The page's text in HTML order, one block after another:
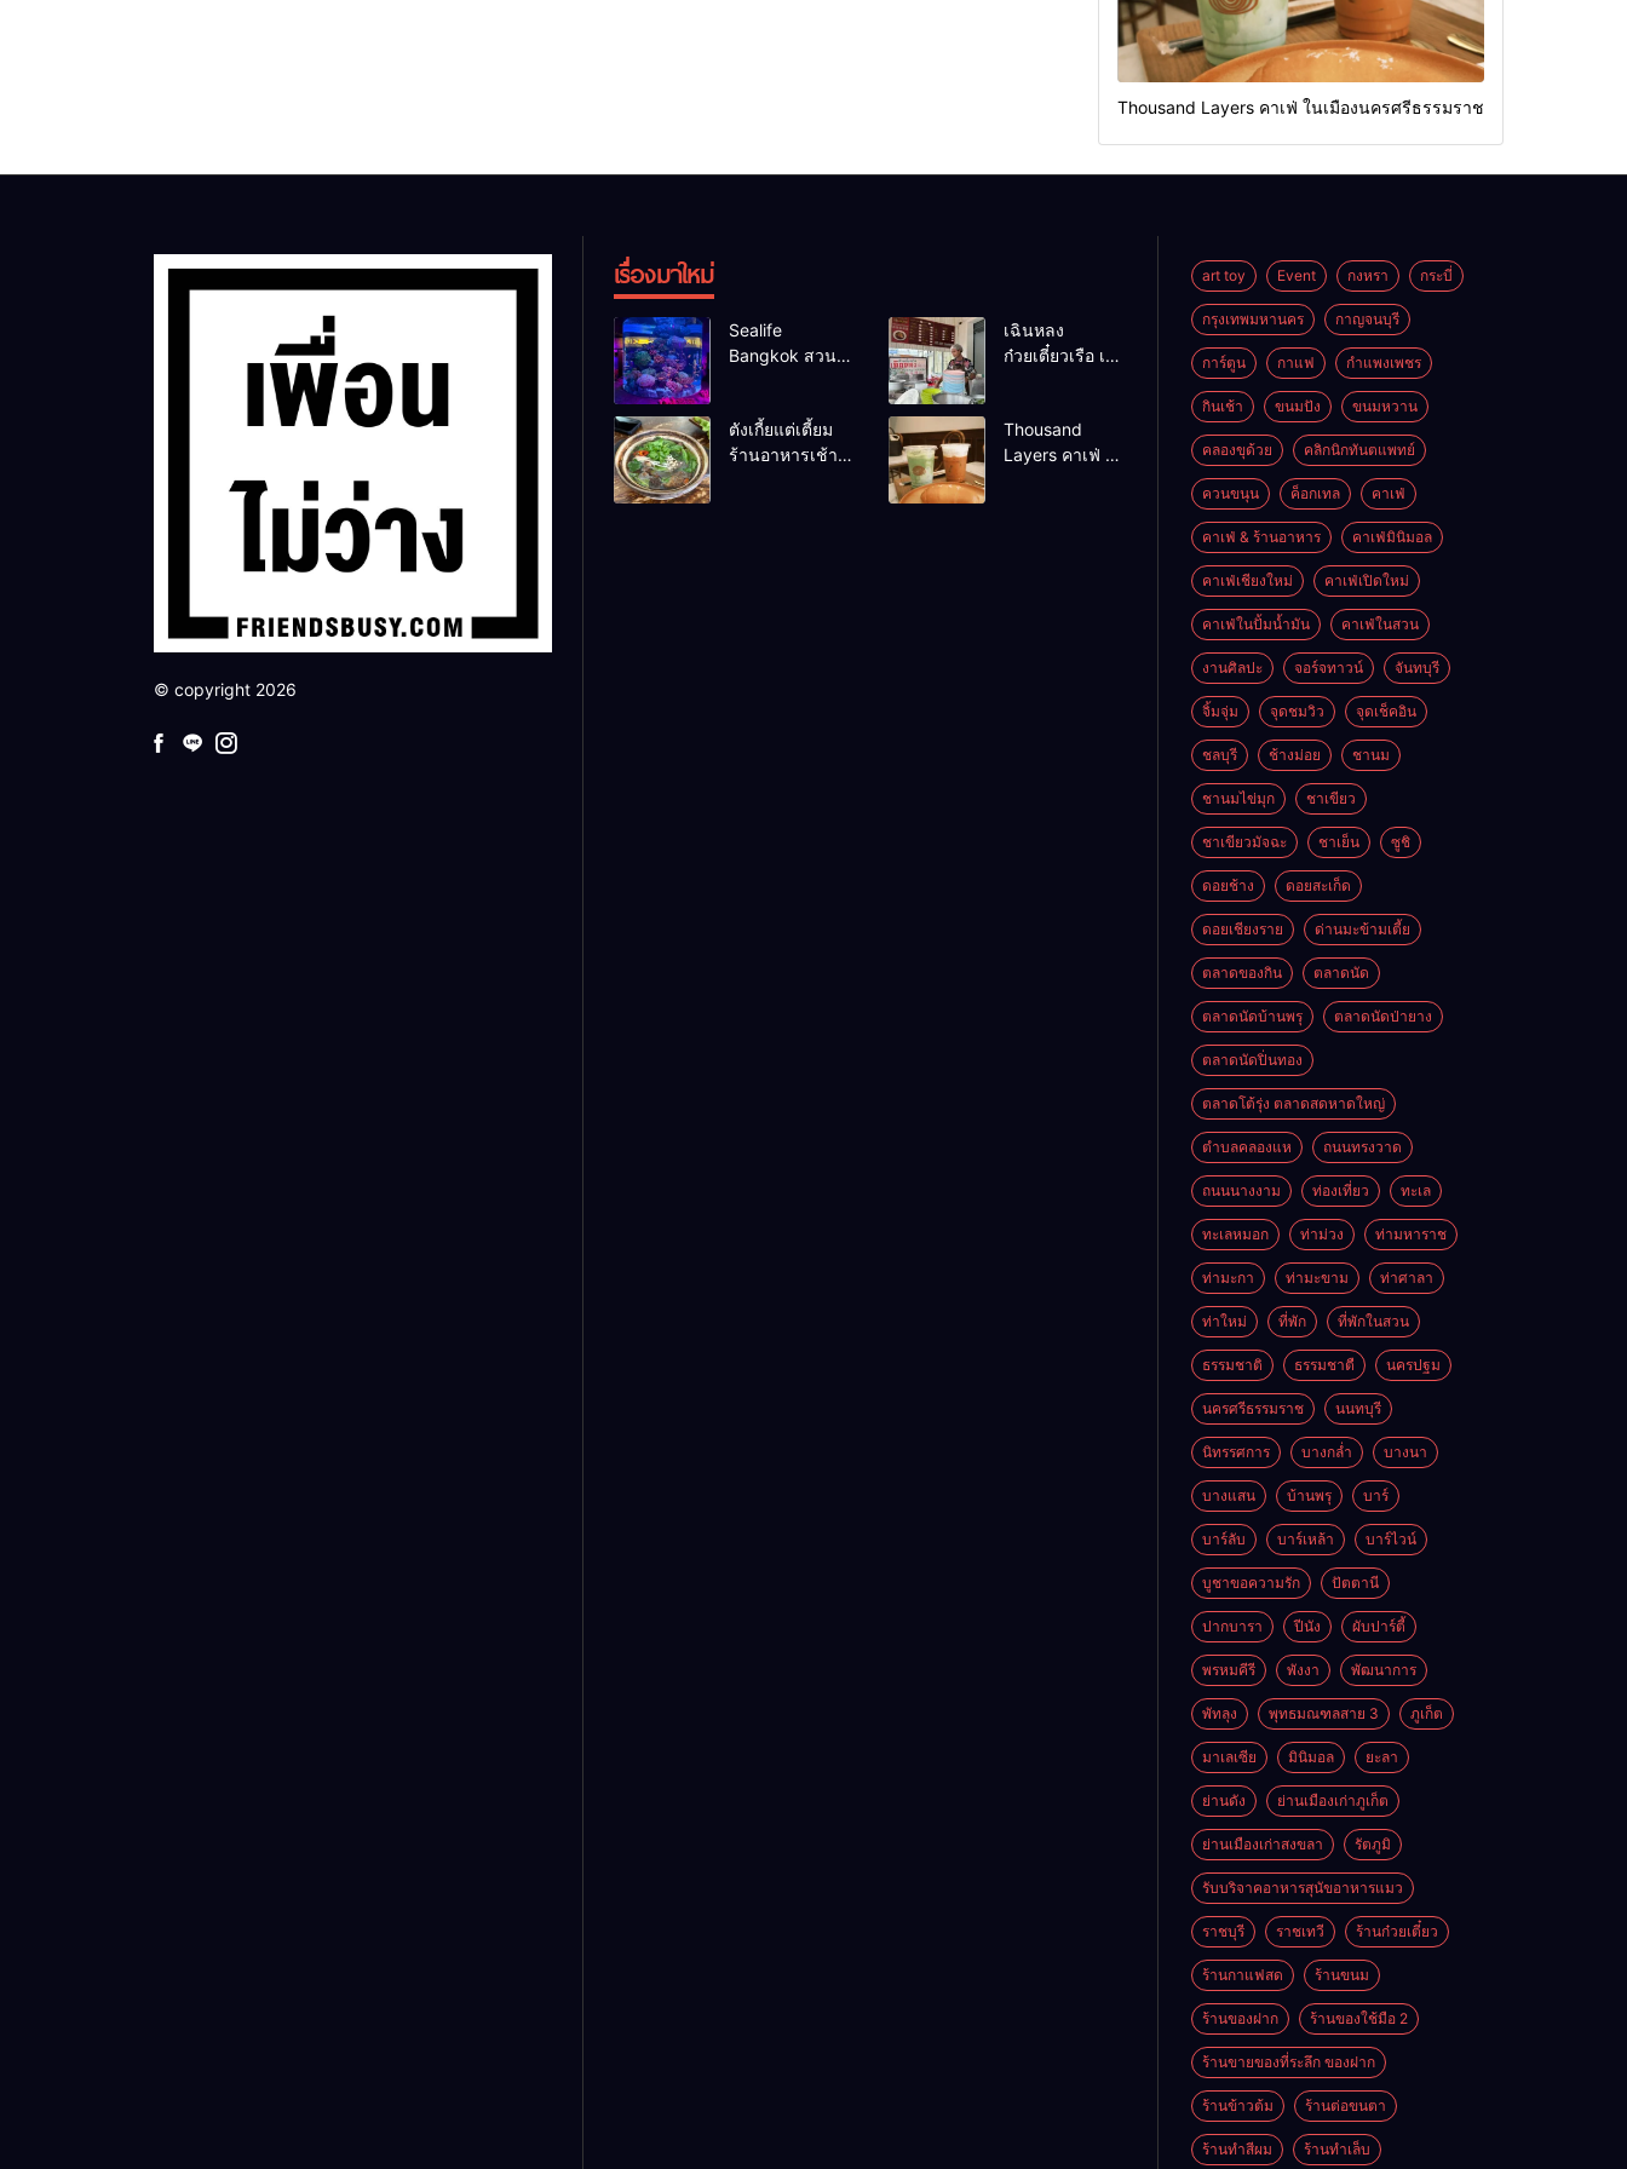
Thousand Layers คาเฟ่ ในเมืองนครศรีธรรมราช
© copyright 2026
เรื่องมาใหม่
Sealife
Bangkok สวน
เฉินหลง
ก๋วยเตี๋ยวเรือ เนื้อ
ตังเกี้ยแต่เตี้ยม
ร้านอาหารเช้า
Thousand
Layers คาเฟ่ ใน
art toy Event กงหรา กระบี่
กรุงเทพมหานคร กาญจนบุรี
การ์ตูน กาแฟ กำแพงเพชร
กินเช้า ขนมปัง ขนมหวาน
คลองขุด้วย คลิกนิกทันตแพทย์
ควนขนุน ค็อกเทล คาเฟ่
คาเฟ่ & ร้านอาหาร คาเฟ่มินิมอล
คาเฟ่เชียงใหม่ คาเฟ่เปิดใหม่
คาเฟ่ในปั้มน้ำมัน คาเฟ่ในสวน
งานศิลปะ จอร์จทาวน์ จันทบุรี
จิ้มจุ่ม จุดชมวิว จุดเช็คอิน
ชลบุรี ช้างม่อย ชานม
ชานมไข่มุก ชาเขียว
ชาเขียวมัจฉะ ชาเย็น ซูชิ
ดอยช้าง ดอยสะเก็ด
ดอยเชียงราย ด่านมะข้ามเตี้ย
ตลาดของกิน ตลาดนัด
ตลาดนัดบ้านพรุ ตลาดนัดป่ายาง
ตลาดนัดปิ่นทอง
ตลาดโต้รุ่ง ตลาดสดหาดใหญ่
ตำบลคลองแห ถนนทรงวาด
ถนนนางงาม ท่องเที่ยว ทะเล
ทะเลหมอก ท่าม่วง ท่ามหาราช
ท่ามะกา ท่ามะขาม ท่าศาลา
ท่าใหม่ ที่พัก ที่พักในสวน
ธรรมชาติ ธรรมชาตื นครปฐม
นครศรีธรรมราช นนทบุรี
นิทรรศการ บางกล่ำ บางนา
บางแสน บ้านพรุ บาร์
บาร์ลับ บาร์เหล้า บาร์ไวน์
บูชาขอความรัก ปัตตานี
ปากบารา ปีนัง ผับปาร์ตี้
พรหมคีรี พังงา พัฒนาการ
พัทลุง พุทธมณฑลสาย 3 ภูเก็ต
มาเลเซีย มินิมอล ยะลา
ย่านดัง ย่านเมืองเก่าภูเก็ต
ย่านเมืองเก่าสงขลา รัตภูมิ
รับบริจาคอาหารสุนัขอาหารแมว
ราชบุรี ราชเทวี ร้านก๋วยเตี๋ยว
ร้านกาแฟสด ร้านขนม
ร้านของฝาก ร้านของใช้มือ 2
ร้านขายของที่ระลึก ของฝาก
ร้านข้าวต้ม ร้านต่อขนตา
ร้านทำสีผม ร้านทำเล็บ